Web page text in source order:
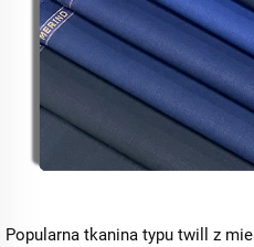
Popularna tkanina typu twill z